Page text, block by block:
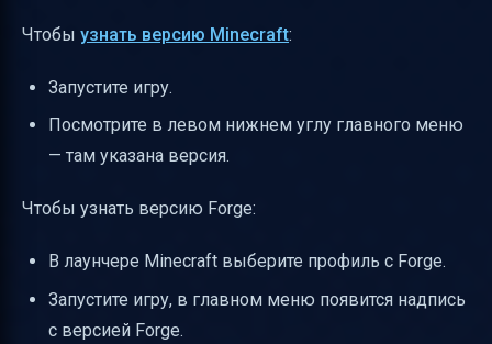
Чтобы узнать версию Minecraft:
Запустите игру.
Посмотрите в левом нижнем углу главного меню
— там указана версия.
Чтобы узнать версию Forge:
В лаунчере Minecraft выберите профиль с Forge.
Запустите игру, в главном меню появится надпись
с версией Forge.